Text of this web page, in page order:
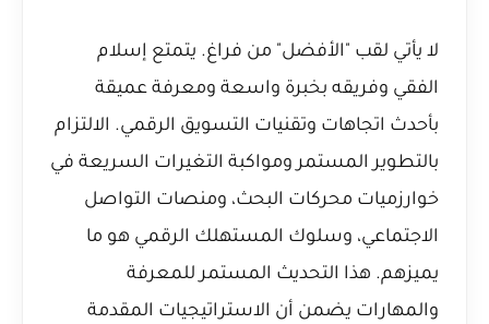
لا يأتي لقب "الأفضل" من فراغ. يتمتع إسلام
الفقي وفريقه بخبرة واسعة ومعرفة عميقة
بأحدث اتجاهات وتقنيات التسويق الرقمي. الالتزام
بالتطوير المستمر ومواكبة التغيرات السريعة في
خوارزميات محركات البحث، ومنصات التواصل
الاجتماعي، وسلوك المستهلك الرقمي هو ما
يميزهم. هذا التحديث المستمر للمعرفة
والمهارات يضمن أن الاستراتيجيات المقدمة